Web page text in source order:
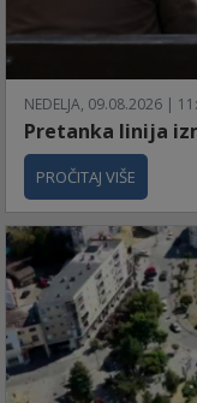
NEDELJA, 09.08.2026 |
Pretanka linija
PROČITAJ VIŠE